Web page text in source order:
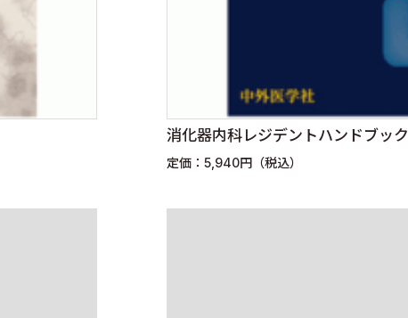
消化器内科レジデントハンドブック
定価：5,940円（税込）